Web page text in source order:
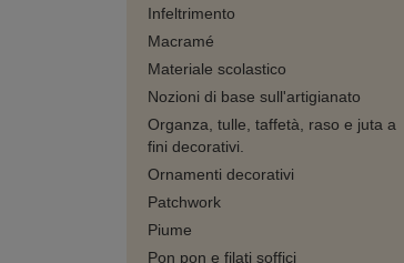
Infeltrimento
Macramé
Materiale scolastico
Nozioni di base sull'artigianato
Organza, tulle, taffetà, raso e juta a
fini decorativi.
Ornamenti decorativi
Patchwork
Piume
Pon pon e filati soffici